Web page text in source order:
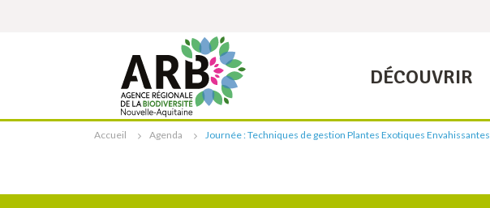
DÉCOUVRIR
Accueil Agenda Journée : Techniques de gestion Plantes Exotiques Envahissantes